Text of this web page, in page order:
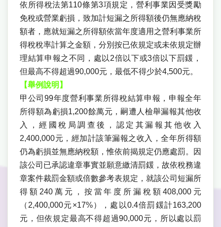
依所得稅法第110條第3項規定，營利事業因受獎勵
免稅或營業虧損，致加計短漏之所得額後仍無應納稅
額者，應就短漏之所得額依當年度適用之營利事業所
得稅稅率計算之金額，分別按已依規定或未依規定辦
理結算申報之不同，處以2倍以下或3倍以下罰鍰，
但最高不得超過90,000元，最低不得少於4,500元。
【舉例說明】
甲公司99年度營利事業所得稅結算申報，申報全年
所得額為虧損1,200餘萬元，嗣遭人檢舉漏報其他收
入，經國稅局調查後，認定其漏報其他收入
2,400,000元，經加計該筆漏報之收入，全年所得額
仍為虧損並無應納稅額，惟依前揭規定仍應處罰。因
該公司已承認違章事實並願意繳清罰鍰，故依稅務違
章案件裁罰金額或倍數參考表規定，就該公司短漏所
得額240萬元，按當年度所漏稅額408,000元
（2,400,000元×17%），處以0.4倍罰鍰計163,200
元，但依規定最高不得超過90,000元，所以處以罰